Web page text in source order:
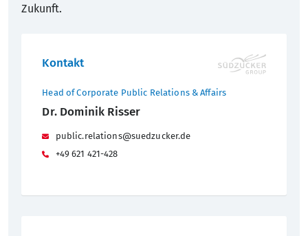
Zukunft.
Kontakt
Head of Corporate Public Relations & Affairs
Dr. Dominik Risser
public.relations@suedzucker.de
+49 621 421-428